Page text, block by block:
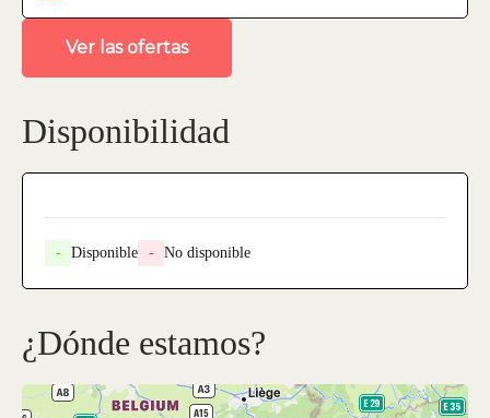
Ver las ofertas
Disponibilidad
- Disponible - No disponible
¿Dónde estamos?